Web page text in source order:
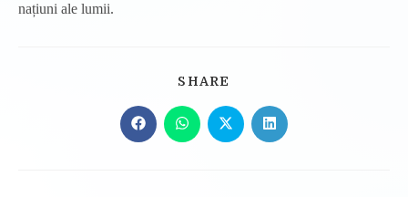
națiuni ale lumii.
SHARE
CONTENT
Opens
in
Opens
in
Opens
in
Opens
in